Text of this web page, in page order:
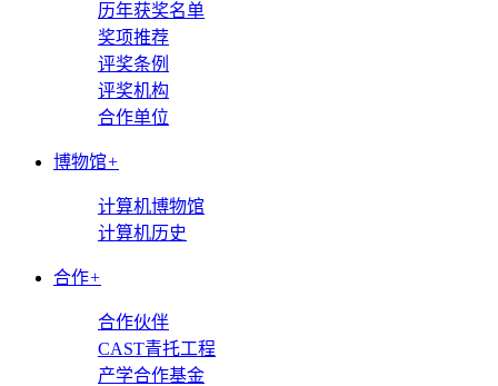
历年获奖名单
奖项推荐
评奖条例
评奖机构
合作单位
博物馆+
计算机博物馆
计算机历史
合作+
合作伙伴
CAST青托工程
产学合作基金